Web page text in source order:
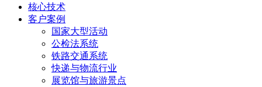
核心技术
客户案例
国家大型活动
公检法系统
铁路交通系统
快递与物流行业
展览馆与旅游景点